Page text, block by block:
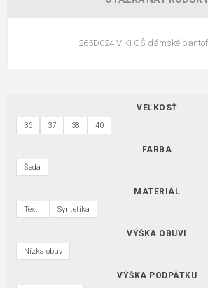
265D024 VIKI OŠ dámské
VEĽKOSŤ
36 37 38 40
FARBA
Šedá
MATERIÁL
Textil Syntetika
VÝŠKA OBUVI
Nízka obuv
VÝŠKA PODPÄTKU